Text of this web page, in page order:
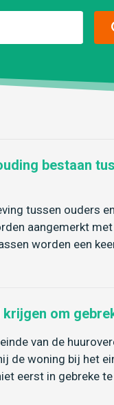
bestaan
tussen ouders
aangemerkt
worden een
om
van de
de woning bij het
eerst in gebreke